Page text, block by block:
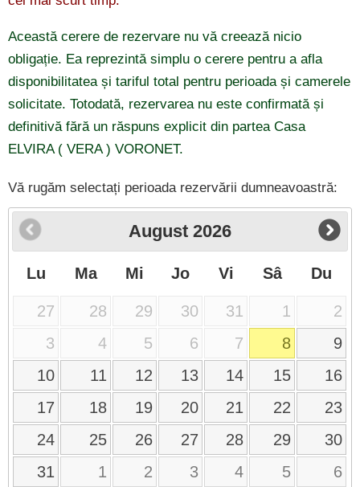
Această cerere de rezervare nu vă creează nicio
obligație. Ea reprezintă simplu o cerere pentru a afla
disponibilitatea și tariful total pentru perioada și camerele
solicitate. Totodată, rezervarea nu este confirmată și
definitivă fără un răspuns explicit din partea Casa
ELVIRA ( VERA ) VORONET.
Vă rugăm selectați perioada rezervării dumneavoastră:
August 2026
Lu Ma Mi Jo Vi Sâ Du
27 28 29 30 31 1
2
3
4 5 6 7 8
9
10
11 12 13 14 15
16
17
18 19 20 21 22
23
24
25 26 27 28 29
30
31
1 2 3 4 5 6